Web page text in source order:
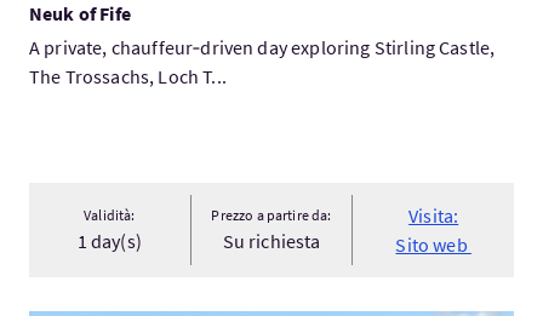
Neuk of Fife
A private, chauffeur‑driven day exploring Stirling Castle,
The Trossachs, Loch T...
Validità:
1 day(s)
Prezzo a partire da:
Su richiesta
Visita:
Sito web